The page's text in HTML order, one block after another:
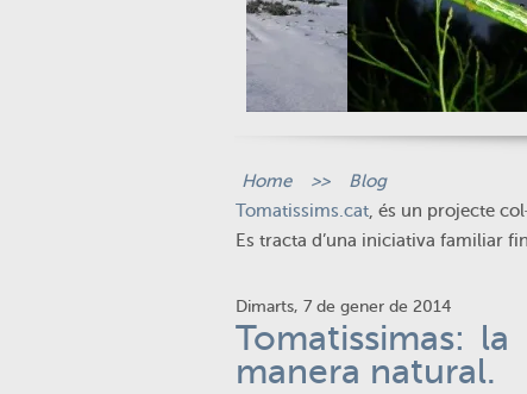
Home>> Blog
Tomatissims.cat, és un projecte
Es tracta d’una iniciativa familiar
Dimarts, 7 de gener de 2014
Tomatissimas:
manera natural.